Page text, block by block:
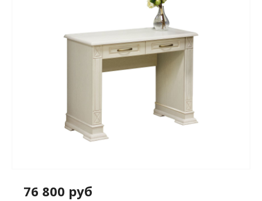
76 800 руб